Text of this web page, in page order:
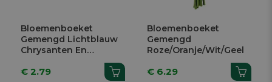
Bloemenboeket
Gemengd Lichtblauw
Chrysanten En
€ 2.79
Bloemenboeket
Gemengd
Roze/Oranje/Wit/Geel
€ 6.29